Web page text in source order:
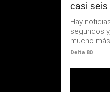
casi
Hay
segundos
mucho
Delta 80